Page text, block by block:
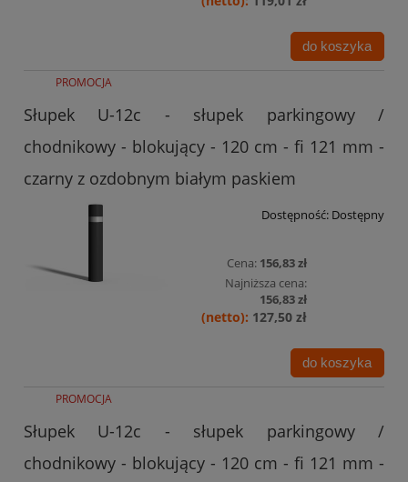
do koszyka
Słupek U-12c - słupek parkingowy /
chodnikowy - blokujący - 120 cm - fi 121 mm -
czarny z ozdobnym białym paskiem
Dostępność: Dostępny
Cena: 156,83 zł
Najniższa cena:
156,83 zł
127,50 zł
do koszyka
PROMOCJA
Słupek U-12c - słupek parkingowy /
chodnikowy - blokujący - 120 cm - fi 121 mm -
PROMOCJA